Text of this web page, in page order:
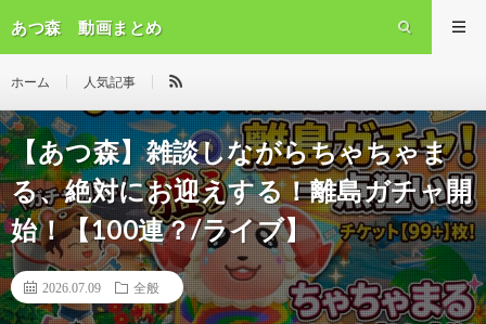
あつ森 動画まとめ
ホーム 人気記事
【あつ森】雑談しながらちゃちゃま
る、絶対にお迎えする！離島ガチャ開
始！【100連？/ライブ】
2026.07.09 全般